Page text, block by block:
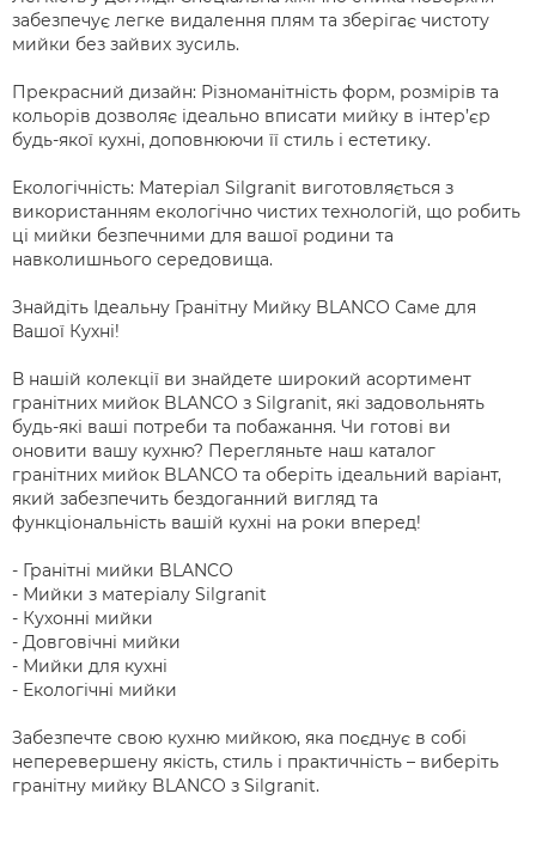
забезпечує легке видалення плям та зберігає чистоту
мийки без зайвих зусиль.
Прекрасний дизайн: Різноманітність форм, розмірів та
кольорів дозволяє ідеально вписати мийку в інтер’єр
будь-якої кухні, доповнюючи її стиль і естетику.
Екологічність: Матеріал Silgranit виготовляється з
використанням екологічно чистих технологій, що робить
ці мийки безпечними для вашої родини та
навколишнього середовища.
Знайдіть Ідеальну Гранітну Мийку BLANCO Саме для
Вашої Кухні!
В нашій колекції ви знайдете широкий асортимент
гранітних мийок BLANCO з Silgranit, які задовольнять
будь-які ваші потреби та побажання. Чи готові ви
оновити вашу кухню? Перегляньте наш каталог
гранітних мийок BLANCO та оберіть ідеальний варіант,
який забезпечить бездоганний вигляд та
функціональність вашій кухні на роки вперед!
- Гранітні мийки BLANCO
- Мийки з матеріалу Silgranit
- Кухонні мийки
- Довговічні мийки
- Мийки для кухні
- Екологічні мийки
Забезпечте свою кухню мийкою, яка поєднує в собі
неперевершену якість, стиль і практичність – виберіть
гранітну мийку BLANCO з Silgranit.